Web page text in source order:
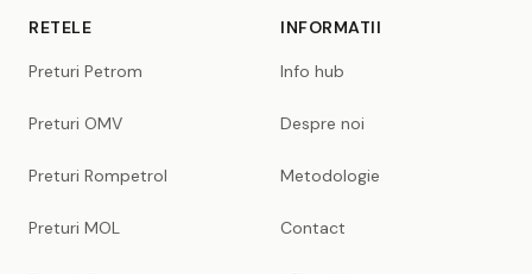
RETELE
Preturi Petrom
Preturi OMV
Preturi Rompetrol
Preturi MOL
INFORMATII
Info hub
Despre noi
Metodologie
Contact